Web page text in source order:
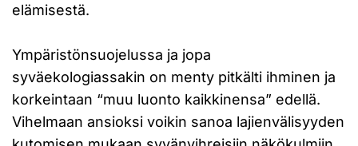
elämisestä.
Ympäristönsuojelussa ja jopa
syväekologiassakin on menty pitkälti ihminen ja
korkeintaan “muu luonto kaikkinensa” edellä.
Vihelmaan ansioksi voikin sanoa lajienvälisyyden